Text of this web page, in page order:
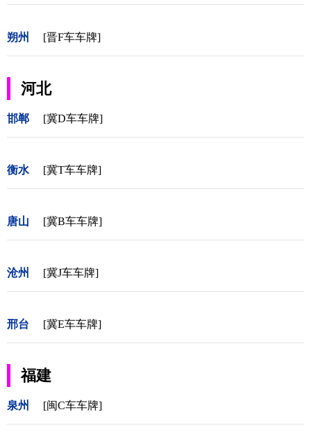
朔州 [晋F车车牌]
河北
邯郸 [冀D车车牌]
衡水 [冀T车车牌]
唐山 [冀B车车牌]
沧州 [冀J车车牌]
邢台 [冀E车车牌]
福建
泉州 [闽C车车牌]